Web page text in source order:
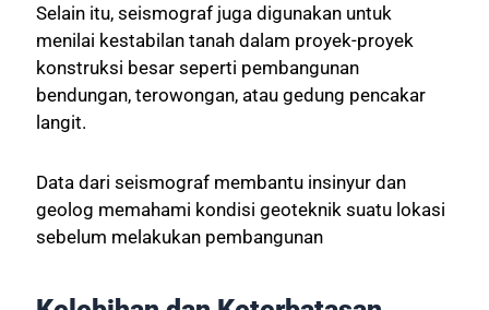
Selain itu, seismograf juga digunakan untuk
menilai kestabilan tanah dalam proyek-proyek
konstruksi besar seperti pembangunan
bendungan, terowongan, atau gedung pencakar
langit.
Data dari seismograf membantu insinyur dan
geolog memahami kondisi geoteknik suatu lokasi
sebelum melakukan pembangunan